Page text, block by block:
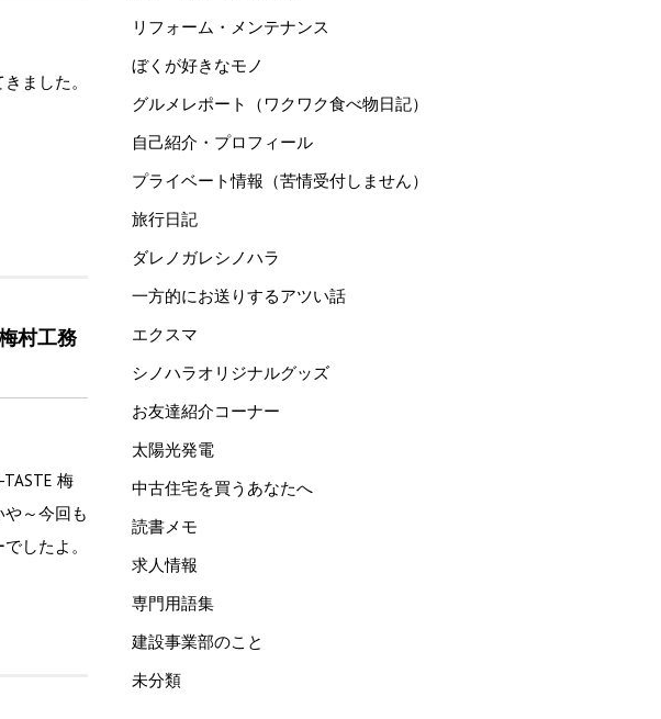
ました。
村工務
梅
～今回も
したよ。
リフォーム・メンテナンス
ぼくが好きなモノ
グルメレポート（ワクワク食べ物日記）
自己紹介・プロフィール
プライベート情報（苦情受付しません）
旅行日記
ダレノガレシノハラ
一方的にお送りするアツい話
エクスマ
シノハラオリジナルグッズ
お友達紹介コーナー
太陽光発電
中古住宅を買うあなたへ
読書メモ
求人情報
専門用語集
建設事業部のこと
未分類